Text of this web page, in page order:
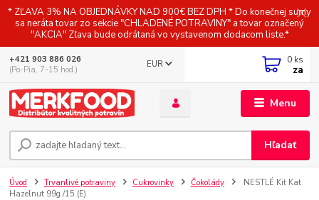
* ZĽAVA 3% NA OBJEDNÁVKY NAD 900€ BEZ DPH * Do konečnej sumy
sa neráta tovar zo sekcie "CHLADENÉ POTRAVINY" a tovar označený
"AKCIA" Zľava bude odrátaná vo vystavenom dodacom liste.*
Menu
EUR
Hľadať
+421 903 886 026
(Po-Pia, 7-15 hod.)
0 ks
za
Úvod Trvanlivé potraviny Cukrovinky Čokolády
NESTLÉ Kit Kat
Hazelnut 99g /15 (E)